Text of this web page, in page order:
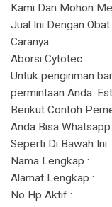
Kami Dan Mohon
Jual Ini Dengan
Caranya.
Aborsi Cytotec
Untuk pengiriman
permintaan Anda.
Berikut Contoh
Anda Bisa
Seperti Di Bawah Ini :
Nama Lengkap :
Alamat Lengkap :
No Hp Aktif :